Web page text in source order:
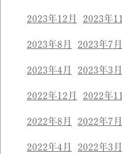
2023年12月 2023年
2023年8月 2023年7月
2023年4月 2023年3月
2022年12月 2022年
2022年8月 2022年7月
2022年4月 2022年3月